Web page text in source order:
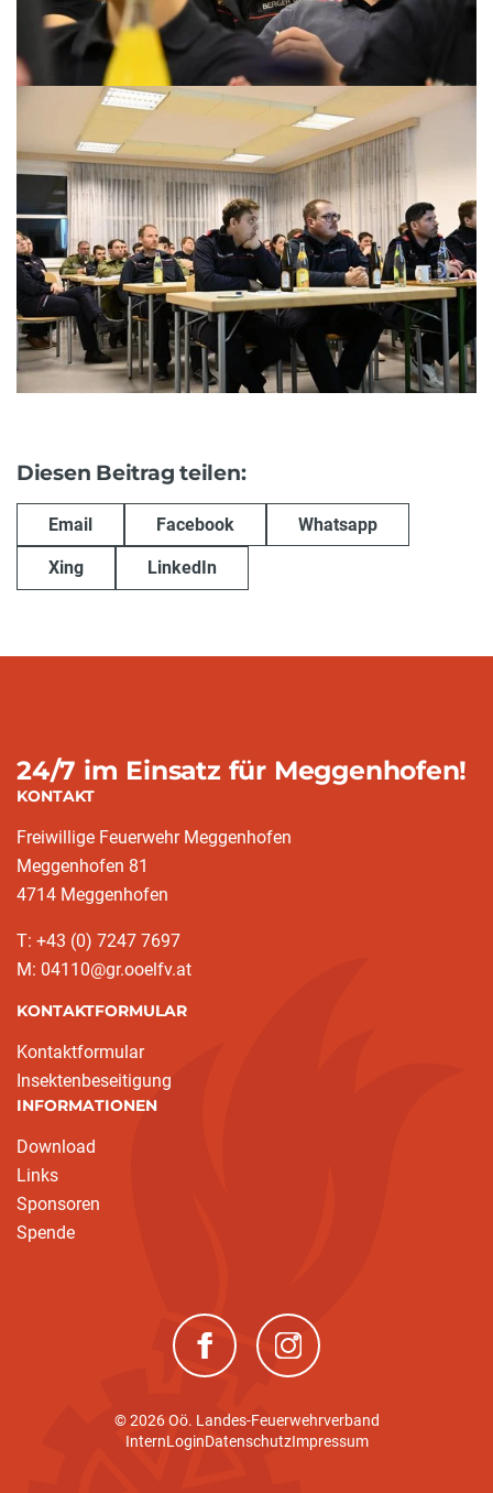
Diesen Beitrag teilen:
Email Facebook Whatsapp
Xing LinkedIn
24/7 im Einsatz für Meggenhofen!
KONTAKT
Freiwillige Feuerwehr Meggenhofen
Meggenhofen 81
4714 Meggenhofen
T: +43 (0) 7247 7697
M: 04110@gr.ooelfv.at
KONTAKTFORMULAR
Kontaktformular
Insektenbeseitigung
INFORMATIONEN
Download
Links
Sponsoren
Spende
(neues Fenster)(neues Fenster)
© 2026 Oö. Landes-Feuerwehrverband
InternLoginDatenschutzImpressum